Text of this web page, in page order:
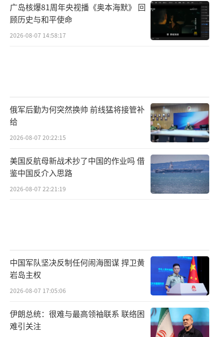
广岛核爆81周年央视播《奥本海默》 回
顾历史与和平使命
2026-08-07 14:58:17
俄军后勤为何突然换帅 前线猛将接管补
给
2026-08-07 20:22:15
美国反航母新战术抄了中国的作业吗 借
鉴中国反介入思路
2026-08-07 22:21:19
中国军队坚决反制任何闹海图谋 捍卫黄
岩岛主权
2026-08-07 17:05:06
伊朗总统：很难与最高领袖联系 联络困
难引关注